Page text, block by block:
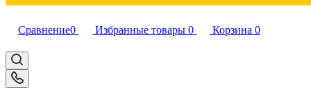
Сравнение0 Избранные товары 0 Корзина 0